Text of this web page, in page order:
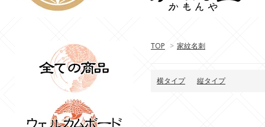
TOP > 家紋名刺
横タイプ 縦タイプ